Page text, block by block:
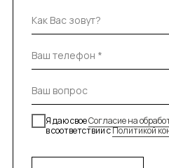
Я даю своеСогласие на
в соответствии сПолитикой